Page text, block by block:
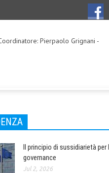
Pierpaolo Grignani -
Il principio di sussidiarietà per
governance
Jul 2, 2026